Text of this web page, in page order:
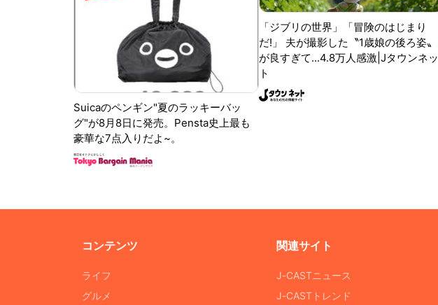
Suicaのペンギン"夏のラッキーバッ
グ"が8月8日に発売。Pensta史上最も
豪華な7点入りだよ~。
「ジブリの世界」「冒険のはじまり
だ!」 夫が撮影した〝1歳娘の後ろ姿〟
が良すぎて...4.8万人感激|Jタウンネッ
ト
コンテンツ
ライフ
グルメ
関連サイト
J-CASTニュース
J-CASTトレンド